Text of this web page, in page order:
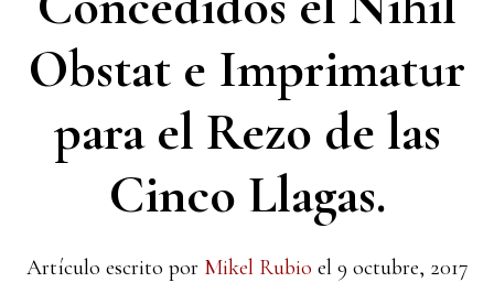
Obstat e Imprimatur
para el Rezo de las
Cinco Llagas.
Artículo escrito por Mikel Rubio el 9 octubre, 2017